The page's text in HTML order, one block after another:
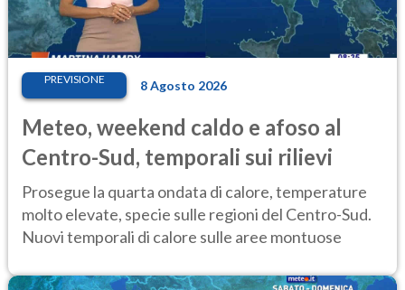
PREVISIONE 8 Agosto 2026
Meteo, weekend caldo e afoso al
Centro-Sud, temporali sui rilievi
Prosegue la quarta ondata di calore, temperature
molto elevate, specie sulle regioni del Centro-Sud.
Nuovi temporali di calore sulle aree montuose